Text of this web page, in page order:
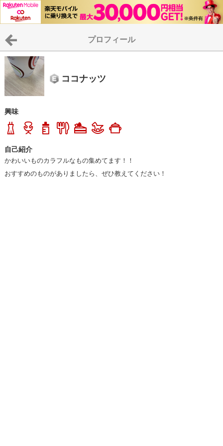
プロフィール
ココナッツ
興味
自己紹介
かわいいものカラフルなもの集めてます！！
おすすめのものがありましたら、ぜひ教えてください！